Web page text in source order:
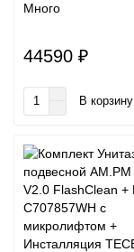
Много
44590 ₽
В корзину